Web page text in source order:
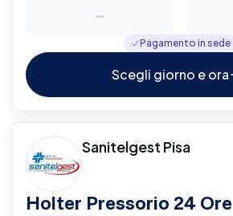
-
Pagamento in sede
Scegli giorno e ora
Sanitelgest Pisa
Holter Pressorio 24 Ore